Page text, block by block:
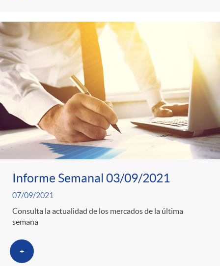
i
a
s
e
c
o
n
o
o
A
n
c
l
a
F
i
o
r
d
e
c
o
n
t
Informe Semanal 03/09/2021
07/09/2021
Consulta la actualidad de los mercados de la última
semana
+